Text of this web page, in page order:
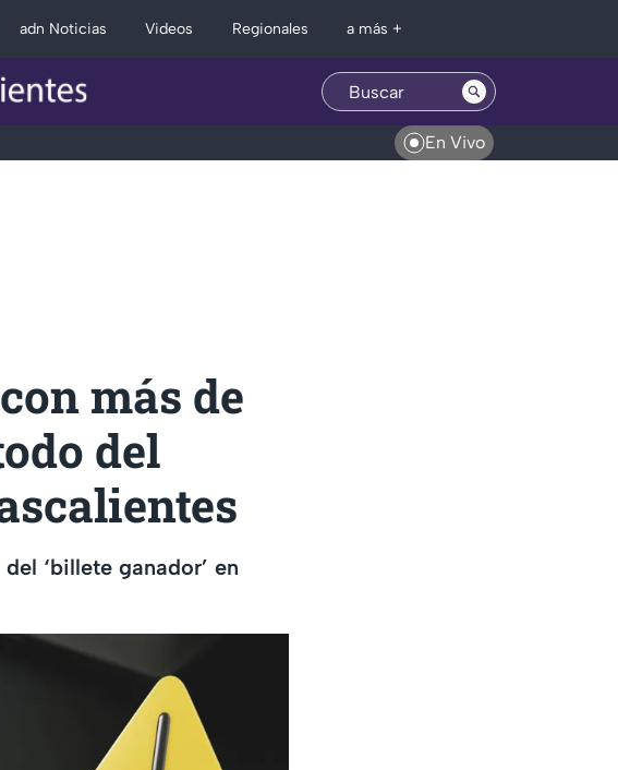
adn Noticias Videos Regionales a más +
En Vivo
más de
del
‘billete ganador’ en